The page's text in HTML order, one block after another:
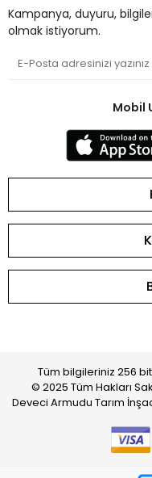
Kampanya, duyuru,
olmak istiyorum.
Mobil
Tüm bilgileriniz 256
© 2025 Tüm Hakları
Deveci Armudu Tarım